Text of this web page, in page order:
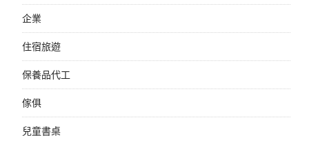
企業
住宿旅遊
保養品代工
傢俱
兒童書桌